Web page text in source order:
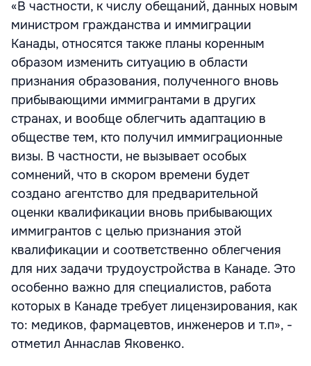
«В частности, к числу обещаний, данных новым
министром гражданства и иммиграции
Канады, относятся также планы коренным
образом изменить ситуацию в области
признания образования, полученного вновь
прибывающими иммигрантами в других
странах, и вообще облегчить адаптацию в
обществе тем, кто получил иммиграционные
визы. В частности, не вызывает особых
сомнений, что в скором времени будет
создано агентство для предварительной
оценки квалификации вновь прибывающих
иммигрантов с целью признания этой
квалификации и соответственно облегчения
для них задачи трудоустройства в Канаде. Это
особенно важно для специалистов, работа
которых в Канаде требует лицензирования, как
то: медиков, фармацевтов, инженеров и т.п», -
отметил Аннаслав Яковенко.